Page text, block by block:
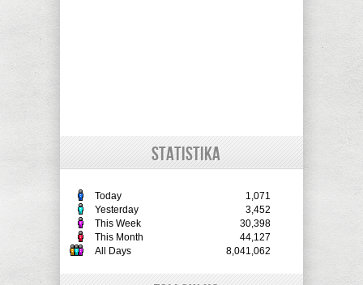
STATISTIKA
Today
1,071
Yesterday
3,452
This Week
30,398
This Month
44,127
All Days
8,041,062